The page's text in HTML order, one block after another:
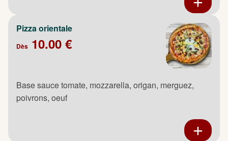
Pizza orientale
Dès 10.00 €
Base sauce tomate, mozzarella, origan, merguez,
poivrons, oeuf